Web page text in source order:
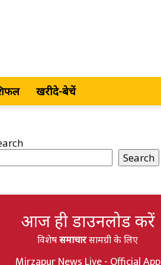
खरीदे-बेचें
Search
आज ही डाउनलोड करें
विशेषसमाचारसामग्री के लिए